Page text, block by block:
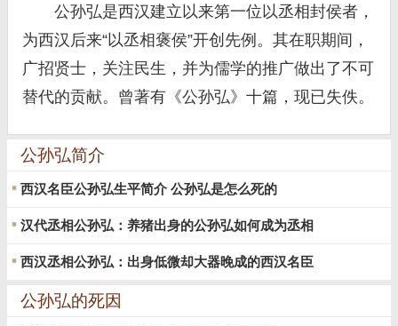
公孙弘是西汉建立以来第一位以丞相封侯者，
为西汉后来“以丞相褒侯”开创先例。其在职期间，
广招贤士，关注民生，并为儒学的推广做出了不可
替代的贡献。曾著有《公孙弘》十篇，现已失佚。
公孙弘简介
西汉名臣公孙弘生平简介 公孙弘是怎么死的
汉代丞相公孙弘：养猪出身的公孙弘如何成为丞相
西汉丞相公孙弘：出身低微却大器晚成的西汉名臣
公孙弘的死因